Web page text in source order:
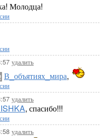
Молодца!
удалить
В_объятиях_мира,
удалить
, спасибо!!!
удалить